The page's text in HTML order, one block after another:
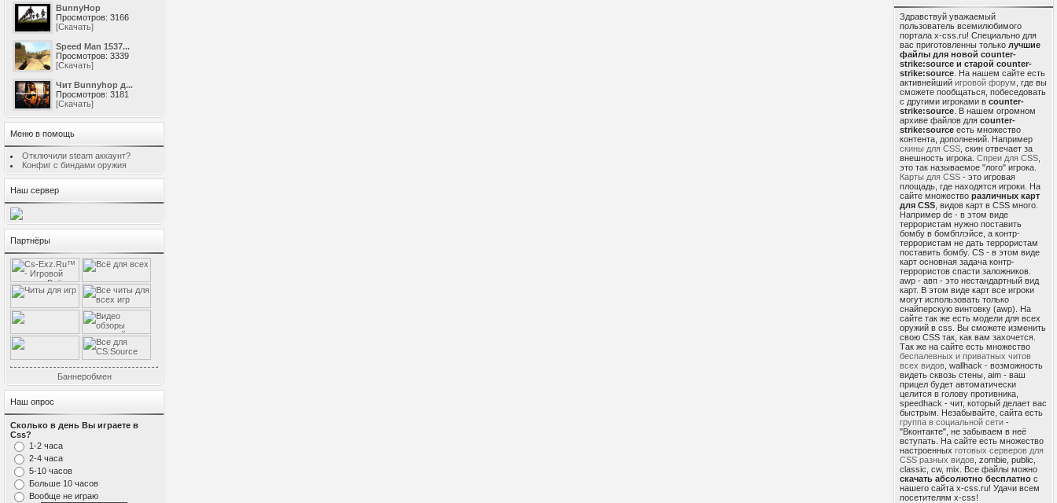
BunnyHop
Просмотров: 3166
[Скачать]
Speed Man 1537...
Просмотров: 3339
[Скачать]
Чит Bunnyhop д...
Просмотров: 3181
[Скачать]
Меню в помощь
Отключили steam аккаунт?
Конфиг с биндами оружия
Наш сервер
Партнёры
Баннеробмен
Наш опрос
Сколько в день Вы играете в
Css?
1-2 часа
2-4 часа
5-10 часов
Больше 10 часов
Вообще не играю
Здравствуй уважаемый
пользователь всемилюбимого
портала x-css.ru! Специально для
вас приготовленны только лучшие
файлы для новой counter-
strike:source и старой counter-
strike:source . На нашем сайте есть
активнейший игровой форум , где вы
сможете пообщаться, побеседовать
с другими игроками в counter-
strike:source . В нашем огромном
архиве файлов для counter-
strike:source есть множество
контента, дополнений. Например
скины для CSS , скин отвечает за
внешность игрока. Спреи для CSS
это так называемое "лого" игрока.
Карты для CSS - это игровая
площадь, где находятся игроки. На
сайте множество различных карт
для CSS , видов карт в CSS много.
Например de - в этом виде
террористам нужно поставить
бомбу в бомбплэйсе, а контр-
террористам не дать террористам
поставить бомбу. CS - в этом виде
карт основная задача контр-
террористов спасти заложников.
awp - авп - это нестандартный вид
карт. В этом виде карт все игроки
могут использовать только
снайперскую винтовку (awp). На
сайте так же есть модели для всех
оружий в css. Вы сможете изменить
свою CSS так, как вам захочется.
Так же на сайте есть множество
беспалевных и приватных читов
всех видов , wallhack - возможность
видеть сквозь стены, aim - ваш
прицел будет автоматически
целится в голову противника,
speedhack - чит, который делает вас
быстрым. Незабывайте, сайта есть
группа в социальной сети -
"Вконтакте", не забываем в неё
вступать. На сайте есть множество
настроенных готовых серверов для
CSS разных видов , zombie, public,
classic, cw, mix. Все файлы можно
скачать абсолютно бесплатно с
нашего сайта x-css.ru! Удачи всем
посетителям x-css!